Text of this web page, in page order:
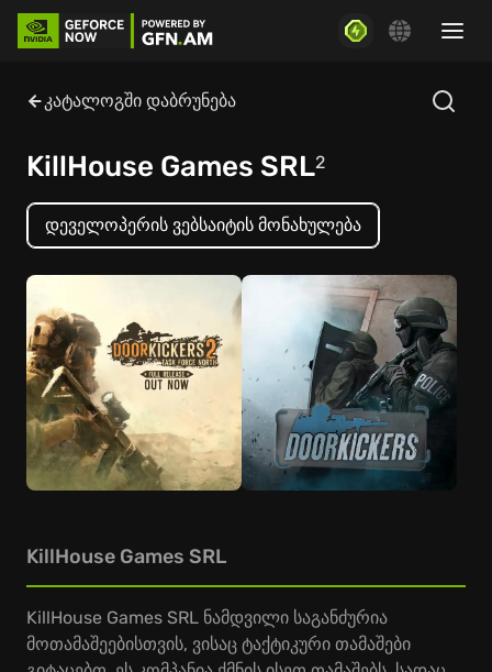
კატალოგში დაბრუნება
KillHouse Games SRL2
დეველოპერის ვებსაიტის მონახულება
KillHouse Games SRL
KillHouse Games SRL ნამდვილი საგანძურია
მოთამაშეებისთვის, ვისაც ტაქტიკური თამაშები